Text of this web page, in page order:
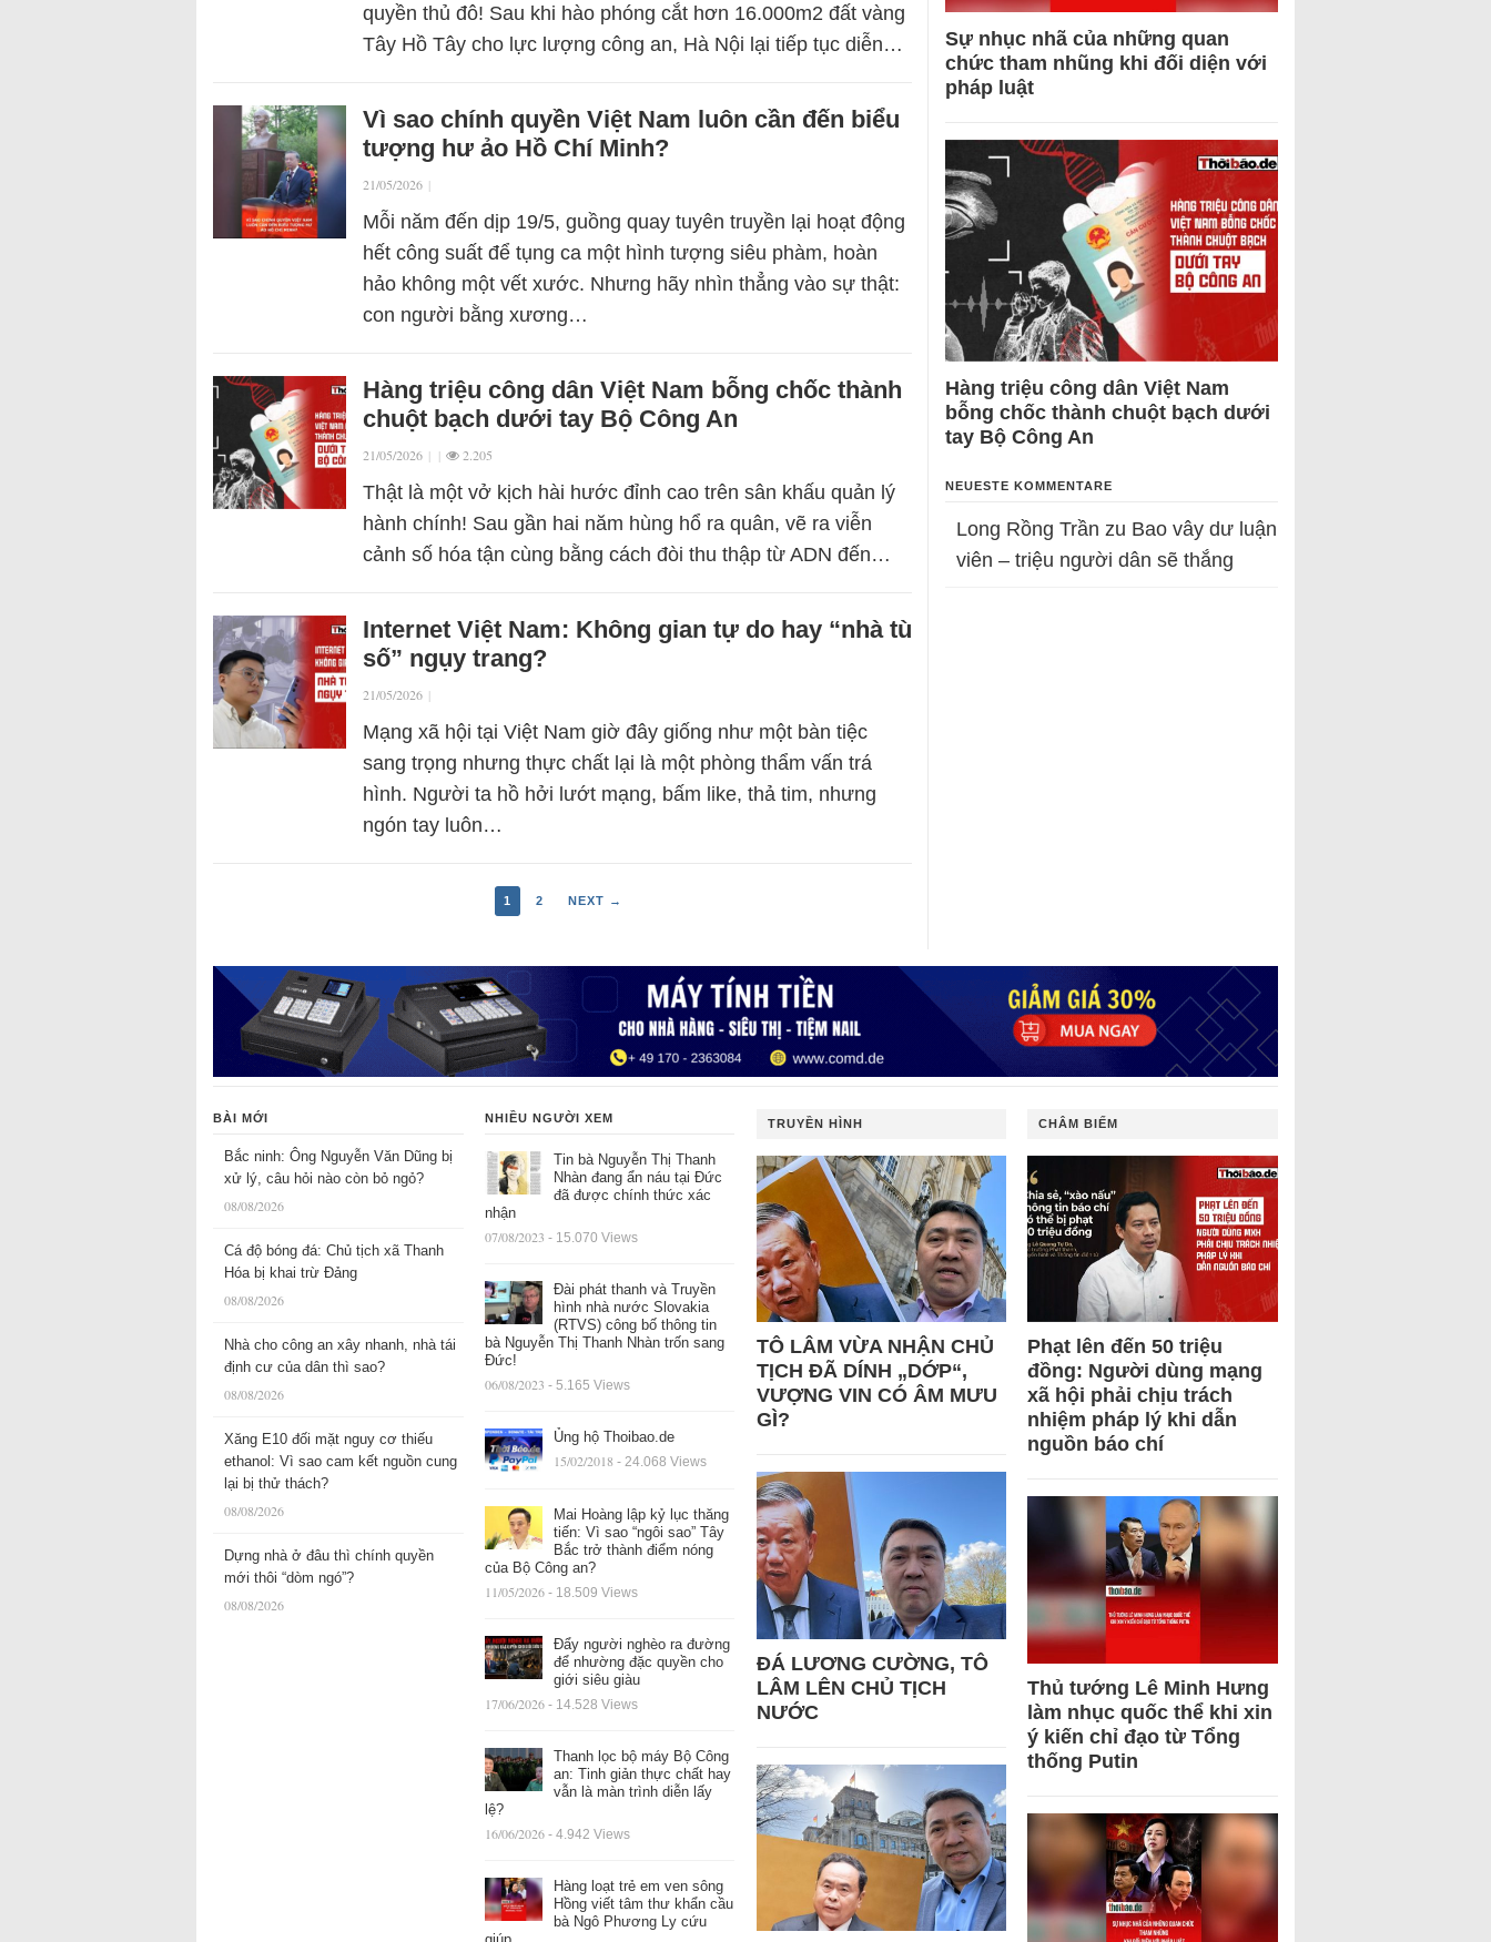
quyền thủ đô! Sau khi hào phóng cắt hơn 16.000m2 đất vàng
Tây Hồ Tây cho lực lượng công an, Hà Nội lại tiếp tục diễn…
Vì sao chính quyền Việt Nam luôn cần đến biểu
tượng hư ảo Hồ Chí Minh?
21/05/2026 |
Mỗi năm đến dịp 19/5, guồng quay tuyên truyền lại hoạt động
hết công suất để tụng ca một hình tượng siêu phàm, hoàn
hảo không một vết xước. Nhưng hãy nhìn thẳng vào sự thật:
con người bằng xương…
Hàng triệu công dân Việt Nam bỗng chốc thành
chuột bạch dưới tay Bộ Công An
21/05/2026 | | 2.205
Thật là một vở kịch hài hước đỉnh cao trên sân khấu quản lý
hành chính! Sau gần hai năm hùng hổ ra quân, vẽ ra viễn
cảnh số hóa tận cùng bằng cách đòi thu thập từ ADN đến…
Internet Việt Nam: Không gian tự do hay “nhà tù
số” ngụy trang?
21/05/2026 |
Mạng xã hội tại Việt Nam giờ đây giống như một bàn tiệc
sang trọng nhưng thực chất lại là một phòng thẩm vấn trá
hình. Người ta hồ hởi lướt mạng, bấm like, thả tim, nhưng
ngón tay luôn…
1 2 NEXT →
Sự nhục nhã của những quan
chức tham nhũng khi đối diện với
pháp luật
Hàng triệu công dân Việt Nam
bỗng chốc thành chuột bạch dưới
tay Bộ Công An
NEUESTE KOMMENTARE
Long Rồng Trần zu Bao vây dư luận
viên – triệu người dân sẽ thắng
BÀI MỚI
Bắc ninh: Ông Nguyễn Văn Dũng bị
xử lý, câu hỏi nào còn bỏ ngỏ?
08/08/2026
Cá độ bóng đá: Chủ tịch xã Thanh
Hóa bị khai trừ Đảng
08/08/2026
Nhà cho công an xây nhanh, nhà tái
định cư của dân thì sao?
08/08/2026
Xăng E10 đối mặt nguy cơ thiếu
ethanol: Vì sao cam kết nguồn cung
lại bị thử thách?
08/08/2026
Dựng nhà ở đâu thì chính quyền
mới thôi “dòm ngó”?
08/08/2026
NHIỀU NGƯỜI XEM
Tin bà Nguyễn Thị Thanh
Nhàn đang ẩn náu tại Đức
đã được chính thức xác
nhận
07/08/2023 - 15.070 Views
Đài phát thanh và Truyền
hình nhà nước Slovakia
(RTVS) công bố thông tin
bà Nguyễn Thị Thanh Nhàn trốn sang
Đức!
06/08/2023 - 5.165 Views
Ủng hộ Thoibao.de
15/02/2018 - 24.068 Views
Mai Hoàng lập kỷ lục thăng
tiến: Vì sao “ngôi sao” Tây
Bắc trở thành điểm nóng
của Bộ Công an?
11/05/2026 - 18.509 Views
Đẩy người nghèo ra đường
để nhường đặc quyền cho
giới siêu giàu
17/06/2026 - 14.528 Views
Thanh lọc bộ máy Bộ Công
an: Tinh giản thực chất hay
vẫn là màn trình diễn lấy
lệ?
16/06/2026 - 4.942 Views
Hàng loạt trẻ em ven sông
Hồng viết tâm thư khẩn cầu
bà Ngô Phương Ly cứu
TRUYỀN HÌNH
TÔ LÂM VỪA NHẬN CHỦ
TỊCH ĐÃ DÍNH „DỚP“,
VƯỢNG VIN CÓ ÂM MƯU
GÌ?
ĐÁ LƯƠNG CƯỜNG, TÔ
LÂM LÊN CHỦ TỊCH
NƯỚC
CHÂM BIẾM
Phạt lên đến 50 triệu
đồng: Người dùng mạng
xã hội phải chịu trách
nhiệm pháp lý khi dẫn
nguồn báo chí
Thủ tướng Lê Minh Hưng
làm nhục quốc thể khi xin
ý kiến chỉ đạo từ Tổng
thống Putin